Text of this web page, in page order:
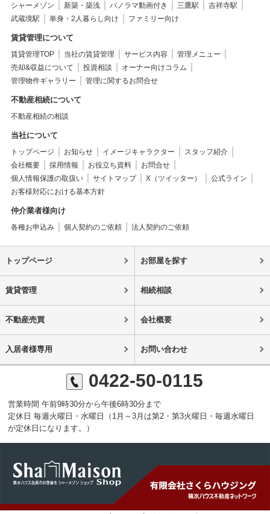
シャーメゾン 新築・築浅 パノラマ動画付き 三鷹駅
吉祥寺駅
武蔵境駅
単身・2人暮らし向け ファミリー向け
賃貸管理について
賃貸管理TOP 当社の賃貸管理 サービス内容
管理メニュー
売却&収益について
投資相談
オーナー向けコラム
管理物件ギャラリー
管理に関するお問合せ
不動産相続について
不動産相続の相談
当社について
トップページ お知らせ イメージキャラクター
スタッフ紹介
会社概要
採用情報 お役立ち資料
お問合せ
個人情報保護の取扱い
サイトマップ X（ツイッター）
公式ライン
お客様対応における基本方針
仲介業者様向け
各種お申込み 個人契約のご依頼 法人契約のご依頼
トップページ お部屋を探す
賃貸管理 相続相談
不動産売買 会社概要
入居者様専用 お問い合わせ
0422-50-0115
営業時間 午前9時30分から午後6時30分まで
定休日 毎週火曜日・水曜日（1月～3月は第2・第3火曜日・毎週水曜日
が定休日になります。）